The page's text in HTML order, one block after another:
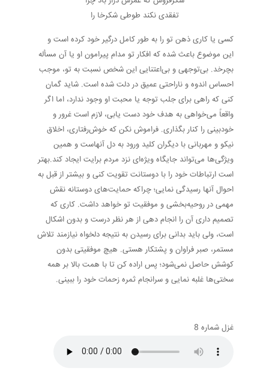
تفقدی نکند طوطی شکرخا را
کسی یا کاری ذهن تو را به طور کامل درگیر خود کرده است و
این موضوع باعث شده که افکار تو مدام پیرامون او یا آن مسأله
بچرخد. بی‌توجهی و بی‌اعتنایی این شخص نسبت به تو، موجب
احساس اندوه و ناراحتی عمیق در دلت شده است. شاید گمان
کنی که راهی برای جلب توجه یا محبت او وجود ندارد، اما اگر
واقعاً می‌خواهی به هدف خود دست یابی، لازم است غرور و
خودبینی را کنار بگذاری. فراموش نکن که خوش‌رفتاری، اخلاق
نیکو و مهربانی با دیگران کلید ورود به دل آنهاست و همین
ویژگی‌ها می‌تواند جایگاه ویژه‌ای نزد مردم برایت ایجاد کند.بهتر
است ارتباطات خود را با دوستانت تقویت کنی و بیشتر از قبل به
احوال آنها رسیدگی نمایی؛ چراکه حمایت‌های دوستانه نقش
مهمی در روحیه‌بخشی و موفقیت تو خواهد داشت. کاری که
تصمیم داری آن را انجام دهی از هر نظر درست و بدون اشکال
است، ولی باید بدانی برای رسیدن به نتیجه دلخواه نیازمند تلاش
مستمر، صبر فراوان و پشتکار هستی. هیچ موفقیتی بدون
کوشش حاصل نمی‌شود؛ پس اراده کن تا با همت بالا بر همه
سختی‌ها غلبه نمایی و سرانجام ثمره زحمات خود را ببینی.
غزل شماره 8